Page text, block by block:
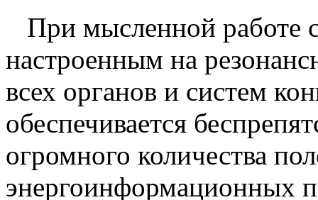
При мысленной работе
настроенным на
всех органов и систем
обеспечивается
огромного количества
энергоинформационных